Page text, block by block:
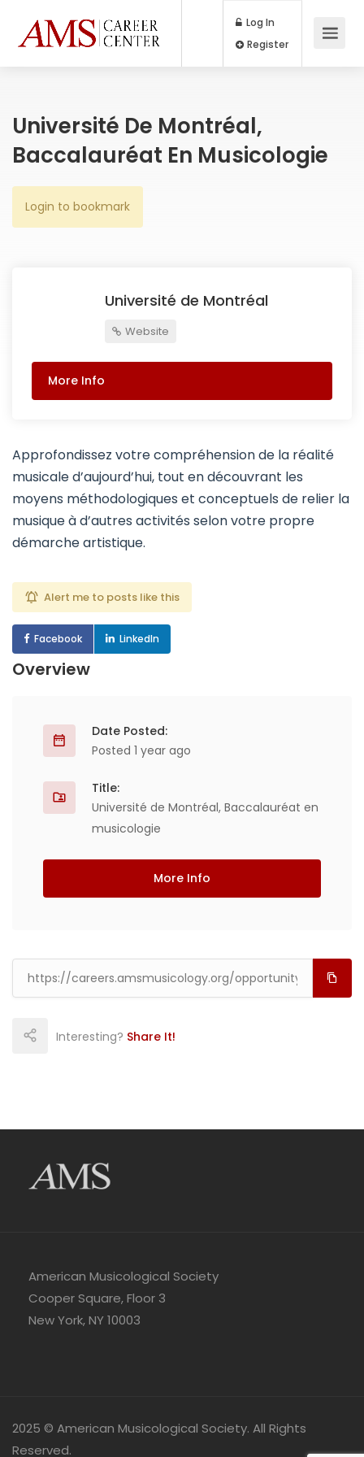
Log In
Université De Montréal,
Baccalauréat En Musicologie
Login to bookmark
Université de Montréal
Website
More Info
Approfondissez votre compréhension de la réalité
musicale d’aujourd’hui, tout en découvrant les
moyens méthodologiques et conceptuels de relier la
musique à d’autres activités selon votre propre
démarche artistique.
Alert me to posts like this
Facebook LinkedIn
Overview
Date Posted:
Posted 1 year ago
Title:
Université de Montréal, Baccalauréat en
musicologie
More Info
Interesting? Share It!
American Musicological Society
Cooper Square, Floor 3
New York, NY 10003
2025 © American Musicological Society. All Rights
Reserved.